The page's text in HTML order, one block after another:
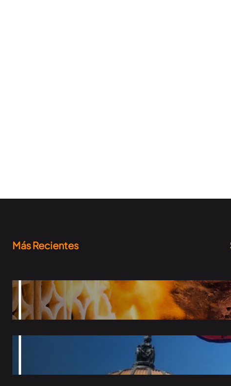
Más Recientes
Top taquerías que tienes que probar en la
CDMX
2026-06-24
El Desfile de Alebrijes Monumentales 2026 ya